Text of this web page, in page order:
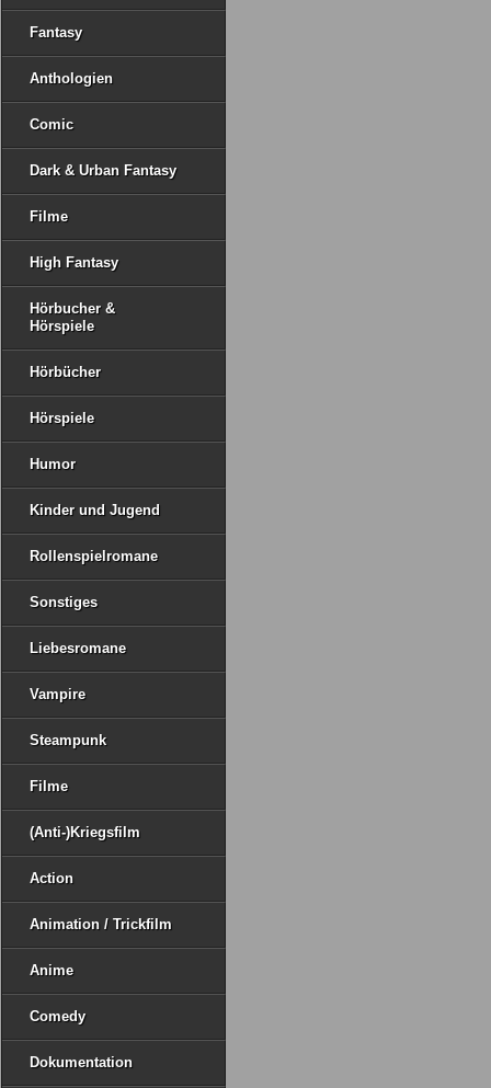
Fantasy
Anthologien
Comic
Dark & Urban Fantasy
Filme
High Fantasy
Hörbucher &
Hörspiele
Hörbücher
Hörspiele
Humor
Kinder und Jugend
Rollenspielromane
Sonstiges
Liebesromane
Vampire
Steampunk
Filme
(Anti-)Kriegsfilm
Action
Animation / Trickfilm
Anime
Comedy
Dokumentation